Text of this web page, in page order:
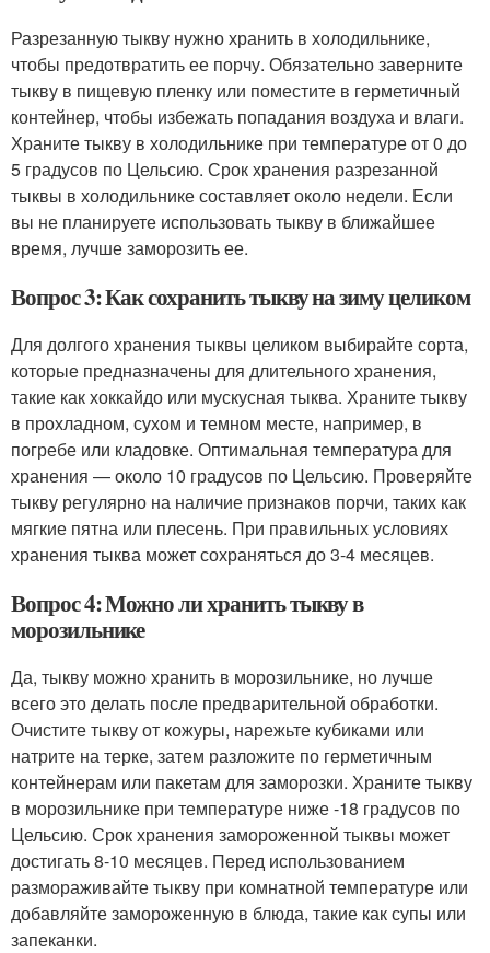
Разрезанную тыкву нужно хранить в холодильнике,
чтобы предотвратить ее порчу. Обязательно заверните
тыкву в пищевую пленку или поместите в герметичный
контейнер, чтобы избежать попадания воздуха и влаги.
Храните тыкву в холодильнике при температуре от 0 до
5 градусов по Цельсию. Срок хранения разрезанной
тыквы в холодильнике составляет около недели. Если
вы не планируете использовать тыкву в ближайшее
время, лучше заморозить ее.
Вопрос 3: Как сохранить тыкву на зиму целиком
Для долгого хранения тыквы целиком выбирайте сорта,
которые предназначены для длительного хранения,
такие как хоккайдо или мускусная тыква. Храните тыкву
в прохладном, сухом и темном месте, например, в
погребе или кладовке. Оптимальная температура для
хранения — около 10 градусов по Цельсию. Проверяйте
тыкву регулярно на наличие признаков порчи, таких как
мягкие пятна или плесень. При правильных условиях
хранения тыква может сохраняться до 3-4 месяцев.
Вопрос 4: Можно ли хранить тыкву в
морозильнике
Да, тыкву можно хранить в морозильнике, но лучше
всего это делать после предварительной обработки.
Очистите тыкву от кожуры, нарежьте кубиками или
натрите на терке, затем разложите по герметичным
контейнерам или пакетам для заморозки. Храните тыкву
в морозильнике при температуре ниже -18 градусов по
Цельсию. Срок хранения замороженной тыквы может
достигать 8-10 месяцев. Перед использованием
размораживайте тыкву при комнатной температуре или
добавляйте замороженную в блюда, такие как супы или
запеканки.